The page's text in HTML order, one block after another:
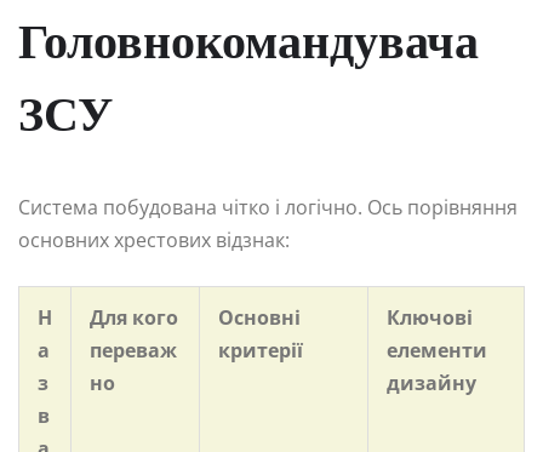
Головнокомандувача
ЗСУ
Система побудована чітко і логічно. Ось порівняння
основних хрестових відзнак:
Н
а
з
в
Для кого
переваж
но
Основні
критерії
Ключові
елементи
дизайну